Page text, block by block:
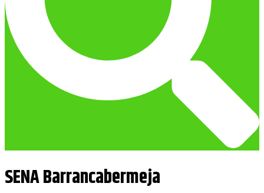
SENA Barrancabermeja